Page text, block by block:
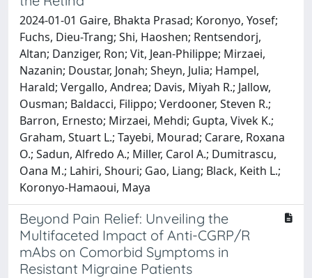
2024-01-01 Gaire, Bhakta Prasad; Koronyo, Yosef;
Fuchs, Dieu-Trang; Shi, Haoshen; Rentsendorj,
Altan; Danziger, Ron; Vit, Jean-Philippe; Mirzaei,
Nazanin; Doustar, Jonah; Sheyn, Julia; Hampel,
Harald; Vergallo, Andrea; Davis, Miyah R.; Jallow,
Ousman; Baldacci, Filippo; Verdooner, Steven R.;
Barron, Ernesto; Mirzaei, Mehdi; Gupta, Vivek K.;
Graham, Stuart L.; Tayebi, Mourad; Carare, Roxana
O.; Sadun, Alfredo A.; Miller, Carol A.; Dumitrascu,
Oana M.; Lahiri, Shouri; Gao, Liang; Black, Keith L.;
Koronyo-Hamaoui, Maya
Beyond Pain Relief: Unveiling the
Multifaceted Impact of Anti-CGRP/R
mAbs on Comorbid Symptoms in
Resistant Migraine Patients